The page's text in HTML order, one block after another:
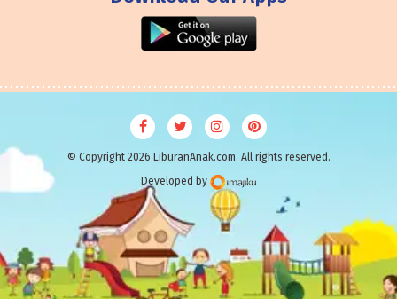
© Copyright 2026 LiburanAnak.com. All rights reserved.
Developed by